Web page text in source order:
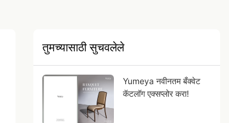
तुमच्यासाठी सुचवलेले
Yumeya नवीनतम बँक्वेट
कॅटलॉग एक्सप्लोर करा!